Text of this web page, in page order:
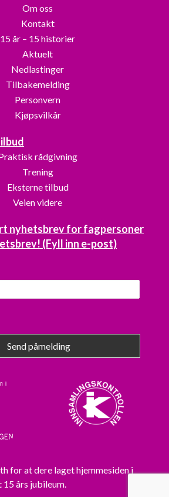
Om oss
Kontakt
15 år – 15 historier
Aktuelt
Nedlastinger
Tilbakemelding
Personvern
Kjøpsvilkår
rådgivning
Trening
Eksterne tilbud
Veien videre
nyhetsbrev for fagpersoner
(Fyll inn e-post)
Send påmelding
for at dere laget hjemmesiden i
års jubileum.